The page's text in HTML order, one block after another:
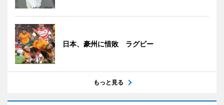
日本、豪州に惜敗 ラグビー
もっと見る